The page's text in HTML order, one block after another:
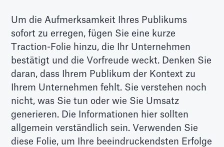
Um die Aufmerksamkeit Ihres Publikums
sofort zu erregen, fügen Sie eine kurze
Traction-Folie hinzu, die Ihr Unternehmen
bestätigt und die Vorfreude weckt. Denken Sie
daran, dass Ihrem Publikum der Kontext zu
Ihrem Unternehmen fehlt. Sie verstehen noch
nicht, was Sie tun oder wie Sie Umsatz
generieren. Die Informationen hier sollten
allgemein verständlich sein. Verwenden Sie
diese Folie, um Ihre beeindruckendsten Erfolge